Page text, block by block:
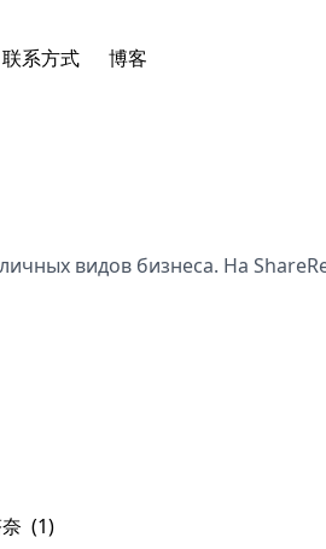
联系方式 博客
видов бизнеса. На
(1)